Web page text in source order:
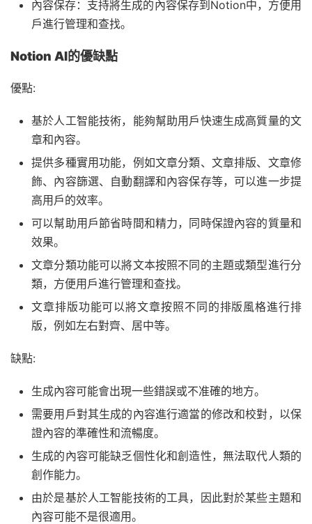
內容保存：支持將生成的內容保存到Notion中，方便用
戶進行管理和查找。
Notion AI的優缺點
優點:
基於人工智能技術，能夠幫助用戶快速生成高質量的文
章和內容。
提供多種實用功能，例如文章分類、文章排版、文章修
飾、內容篩選、自動翻譯和內容保存等，可以進一步提
高用戶的效率。
可以幫助用戶節省時間和精力，同時保證內容的質量和
效果。
文章分類功能可以將文本按照不同的主題或類型進行分
類，方便用戶進行管理和查找。
文章排版功能可以將文章按照不同的排版風格進行排
版，例如左右對齊、居中等。
缺點:
生成內容可能會出現一些錯誤或不准確的地方。
需要用戶對其生成的內容進行適當的修改和校對，以保
證內容的準確性和流暢度。
生成的內容可能缺乏個性化和創造性，無法取代人類的
創作能力。
由於是基於人工智能技術的工具，因此對於某些主題和
內容可能不是很適用。